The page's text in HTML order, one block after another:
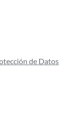
de Datos